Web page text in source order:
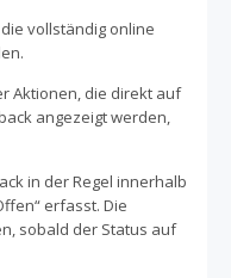
vollständig online
Aktionen, die direkt auf
angezeigt werden,
in der Regel innerhalb
erfasst. Die
sobald der Status auf